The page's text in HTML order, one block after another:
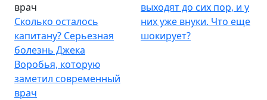
врач
Сколько осталось
капитану? Серьезная
болезнь Джека
Воробья, которую
заметил современный
врач
выходят до сих пор, и у
них уже внуки. Что еще
шокирует?